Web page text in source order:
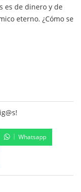
es de dinero y de
eterno. ¿Cómo se
Whatsapp